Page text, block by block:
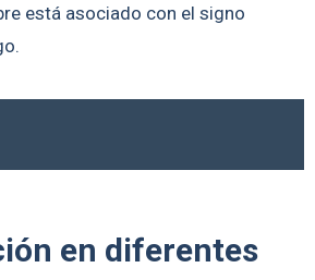
está asociado con el signo
en diferentes